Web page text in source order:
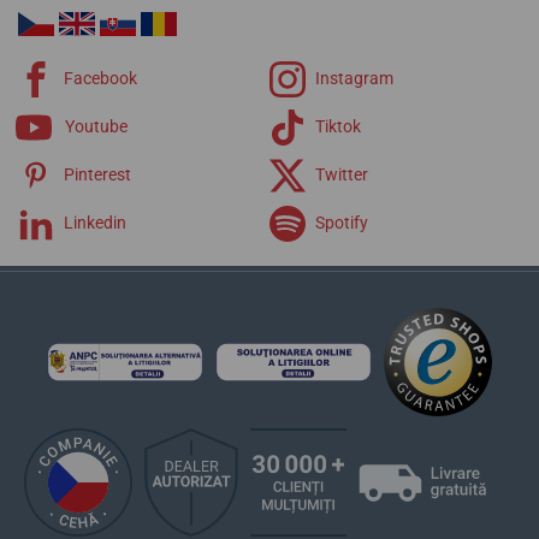
Facebook Instagram
Youtube Tiktok
Pinterest Twitter
Linkedin Spotify